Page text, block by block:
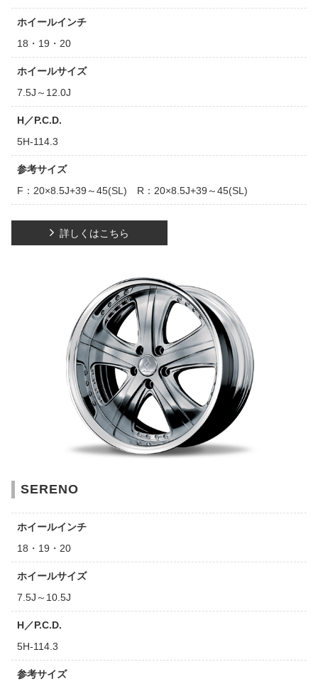
ホイールインチ
18・19・20
ホイールサイズ
7.5J～12.0J
H／P.C.D.
5H-114.3
参考サイズ
F：20×8.5J+39～45(SL) R：20×8.5J+39～45(SL)
詳しくはこちら
SERENO
ホイールインチ
18・19・20
ホイールサイズ
7.5J～10.5J
H／P.C.D.
5H-114.3
参考サイズ